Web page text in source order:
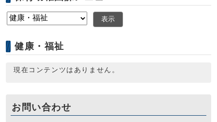
表示
健康・福祉
現在コンテンツはありません。
お問い合わせ